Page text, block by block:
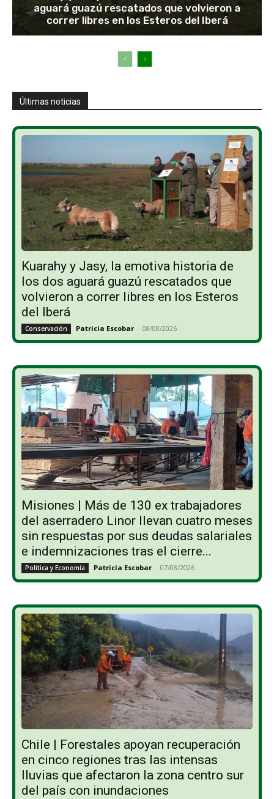
aguará guazú rescatados que volvieron a
correr libres en los Esteros del Iberá
Últimas noticias
Kuarahy y Jasy, la emotiva historia de
los dos aguará guazú rescatados que
volvieron a correr libres en los Esteros
del Iberá
Conservación Patricia Escobar - 08/08/2026
Misiones | Más de 130 ex trabajadores
del aserradero Linor llevan cuatro meses
sin respuestas por sus deudas salariales
e indemnizaciones tras el cierre...
Política y Economía Patricia Escobar - 07/08/2026
Chile | Forestales apoyan recuperación
en cinco regiones tras las intensas
lluvias que afectaron la zona centro sur
del país con inundaciones